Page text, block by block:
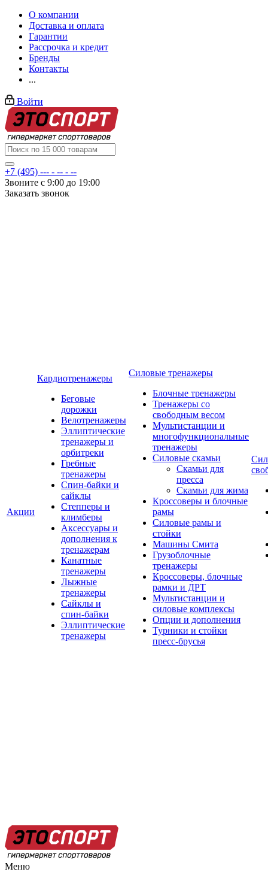
О компании
Доставка и оплата
Гарантии
Рассрочка и кредит
Бренды
Контакты
...
Войти
+7 (495) --- - -- - --
Звоните с 9:00 до 19:00
Заказать звонок
Акции
Кардиотренажеры
Беговые
дорожки
Велотренажеры
Эллиптические
тренажеры и
орбитреки
Гребные
тренажеры
Спин-байки и
сайклы
Степперы и
климберы
Аксессуары и
дополнения к
тренажерам
Канатные
тренажеры
Лыжные
тренажеры
Сайклы и
спин-байки
Эллиптические
тренажеры
Силовые тренажеры
Блочные тренажеры
Тренажеры со
свободным весом
Мультистанции и
многофункциональные
тренажеры
Силовые скамьи
Скамьи для
пресса
Скамьи для жима
Кроссоверы и блочные
рамы
Силовые рамы и
стойки
Машины Смита
Грузоблочные
тренажеры
Кроссоверы, блочные
рамки и ДРТ
Мультистанции и
силовые комплексы
Опции и дополнения
Турники и стойки
пресс-брусья
Меню